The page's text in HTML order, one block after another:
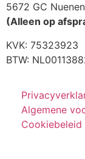
5672 GC Nuenen
(Alleen op
KVK: 75323923
BTW:
Algemene
Cookiebeleid